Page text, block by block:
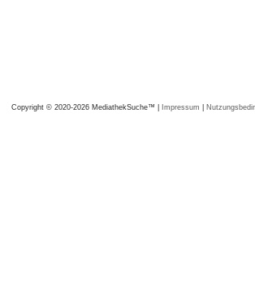
Copyright © 2020-2026 MediathekSuche™ | Impressum |